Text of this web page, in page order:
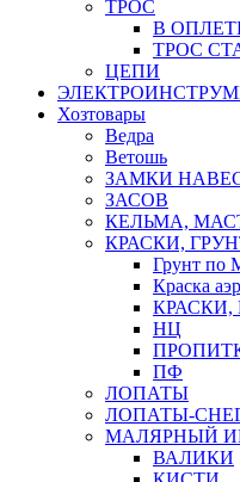
ТРОС
В
ТРОС
ЦЕПИ
Хозтовары
Ведра
Ветошь
ЗАМКИ
ЗАСОВ
КЕЛЬМА,
КРАСКИ,
Грунт
Краска
КРАСКИ,
НЦ
ПФ
ЛОПАТЫ
ЛОПАТЫ-
МАЛЯРНЫЙ
ВАЛИКИ